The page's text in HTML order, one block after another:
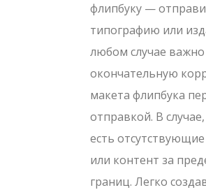
флипбуку —
типографию или
любом случае важно
окончательную
макета флипбука
отправкой. В случае,
есть
или контент за
границ. Легко